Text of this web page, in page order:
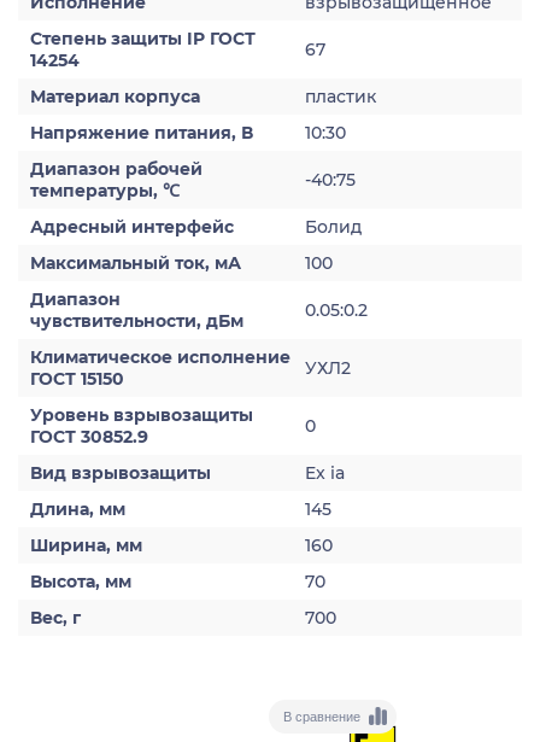
Степень защиты IP ГОСТ
14254
67
Материал корпуса
пластик
Напряжение питания, В
10:30
Диапазон рабочей
температуры, ℃
-40:75
Адресный интерфейс
Болид
Максимальный ток, мА
100
Диапазон
чувствительности, дБм
0.05:0.2
Климатическое исполнение
ГОСТ 15150
УХЛ2
Уровень взрывозащиты
ГОСТ 30852.9
0
Вид взрывозащиты
Ex ia
Длина, мм
145
Ширина, мм
160
Высота, мм
70
Вес, г
700
В сравнение